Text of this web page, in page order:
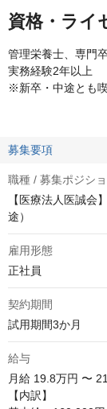
資格・ライ
管理栄養士、専門
実務経験2年以上
※新卒・中途とも
募集要項
職種 / 募集ポジシ
【医療法人医誠会
途）
雇用形態
正社員
契約期間
試用期間3か月
給与
月給 19.8万円 〜
【内訳】